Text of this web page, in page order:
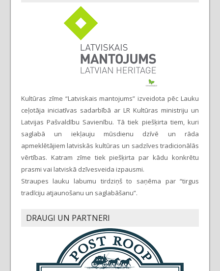
Kultūras zīme “Latviskais mantojums” izveidota pēc Lauku
ceļotāja iniciatīvas sadarbībā ar LR Kultūras ministriju un
Latvijas Pašvaldību Savienību. Tā tiek piešķirta tiem, kuri
saglabā un iekļauju mūsdienu dzīvē un rāda
apmeklētājiem latviskās kultūras un sadzīves tradicionālās
vērtības. Katram zīme tiek piešķirta par kādu konkrētu
prasmi vai latviskā dzīvesveida izpausmi.
Straupes lauku labumu tirdziņš to saņēma par “tirgus
tradīciju atjaunošanu un saglabāšanu”.
DRAUGI UN PARTNERI